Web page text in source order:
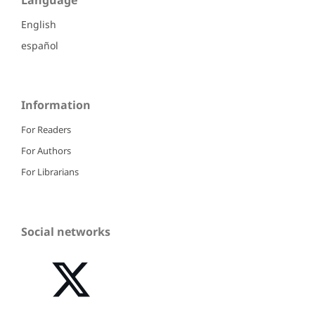
English
español
Information
For Readers
For Authors
For Librarians
Social networks